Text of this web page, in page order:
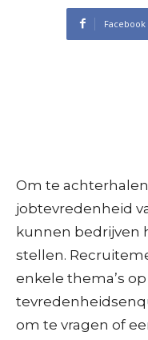
Facebook
Om te
jobtevredenheid
kunnen bedrijven
stellen.
enkele thema’s
om te vragen of